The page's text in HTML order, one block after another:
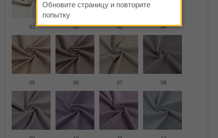
01 02 03 04
05 06 07 08
Обновите страницу и повторите
попытку